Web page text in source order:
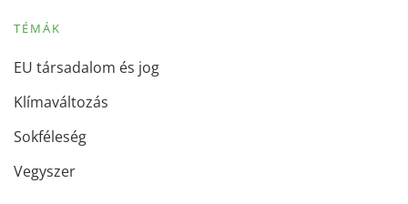
TÉMÁK
EU társadalom és jog
Klímaváltozás
Sokféleség
Vegyszer